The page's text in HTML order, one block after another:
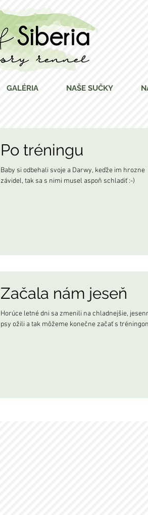
GALÉRIA NAŠE SUČKY
Po tréningu
Baby si odbehali svoje a Darwy, keďže im hrozne
závidel, tak sa s nimi musel aspoň schladiť :-)
Začala nám jeseň
Horúce letné dni sa zmenili na chladnejšie, jesenné,
psy ožili a tak môžeme konečne začať s